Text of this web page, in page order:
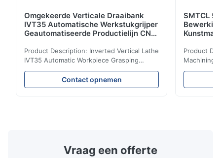
Omgekeerde Verticale Draaibank
IVT35 Automatische Werkstukgrijper
Geautomatiseerde Productielijn CNC
Product Description: Inverted Vertical Lathe
IVT35 Automatic Workpiece Grasping
Automated Production Line CNC Lathe
IVT35 automated production line stands
out with standardized modular design and
layout, it integrates turning, drilling and
boring for multi-process machining. Ideal
Contact opnemen
SMTCL 5
Product
Machining
Mineral
for the
Vraag een offerte